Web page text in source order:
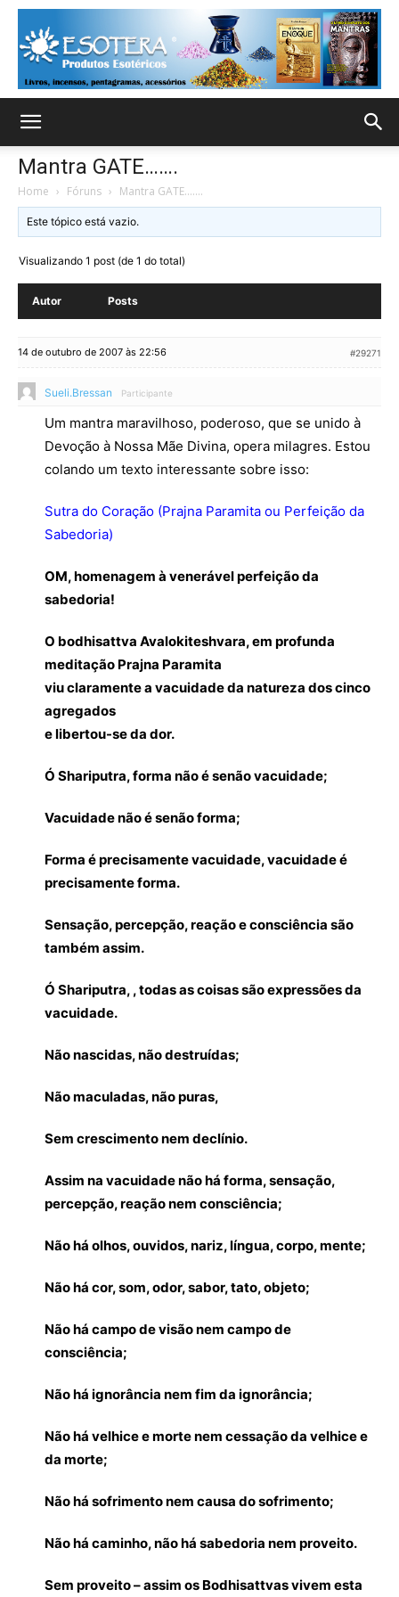
Mantra GATE…….
Home › Fóruns › Mantra GATE…….
Este tópico está vazio.
Visualizando 1 post (de 1 do total)
Autor Posts
14 de outubro de 2007 às 22:56 #29271
Sueli.Bressan Participante
Um mantra maravilhoso, poderoso, que se unido à
Devoção à Nossa Mãe Divina, opera milagres. Estou
colando um texto interessante sobre isso:
Sutra do Coração (Prajna Paramita ou Perfeição da
Sabedoria)
OM, homenagem à venerável perfeição da
sabedoria!
O bodhisattva Avalokiteshvara, em profunda
meditação Prajna Paramita
viu claramente a vacuidade da natureza dos cinco
agregados
e libertou-se da dor.
Ó Shariputra, forma não é senão vacuidade;
Vacuidade não é senão forma;
Forma é precisamente vacuidade, vacuidade é
precisamente forma.
Sensação, percepção, reação e consciência são
também assim.
Ó Shariputra, , todas as coisas são expressões da
vacuidade.
Não nascidas, não destruídas;
Não maculadas, não puras,
Sem crescimento nem declínio.
Assim na vacuidade não há forma, sensação,
percepção, reação nem consciência;
Não há olhos, ouvidos, nariz, língua, corpo, mente;
Não há cor, som, odor, sabor, tato, objeto;
Não há campo de visão nem campo de
consciência;
Não há ignorância nem fim da ignorância;
Não há velhice e morte nem cessação da velhice e
da morte;
Não há sofrimento nem causa do sofrimento;
Não há caminho, não há sabedoria nem proveito.
Sem proveito – assim os Bodhisattvas vivem esta